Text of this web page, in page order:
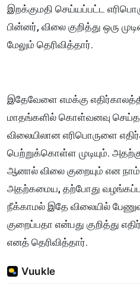
இறக்குமதி செய்யப்பட்ட
பின்னர், விலை குறித்து ஒரு
மேலும் தெரிவித்தார்.
இதேவேளை எமக்கு
மாதங்களில் கொள்வனவு
விலையிலான எரிபொருளை
பெற்றுக்கொள்ள முடியும்.
ஆனால் விலை குறையும் என நாம்
அதற்கமைய, தற்போது
நீக்காமல் இதே விலையில்
குறைப்பதா என்பது குறித்து
எனத் தெரிவித்தார்.